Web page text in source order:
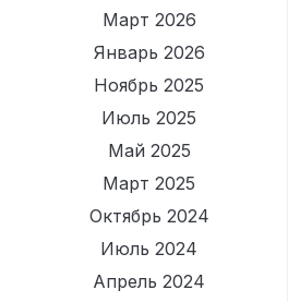
Март 2026
Январь 2026
Ноябрь 2025
Июль 2025
Май 2025
Март 2025
Октябрь 2024
Июль 2024
Апрель 2024